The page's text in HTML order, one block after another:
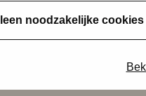
noodzakelijke cookies
Chętnie
tego zrobić online?